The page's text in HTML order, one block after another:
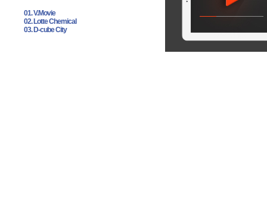
01. V.Movie
02. Lotte Chemical
03. D-cube City